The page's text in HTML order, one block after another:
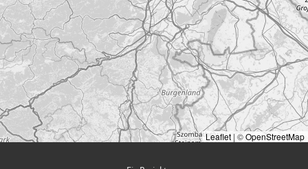
Leaflet | ©OpenStreetMap